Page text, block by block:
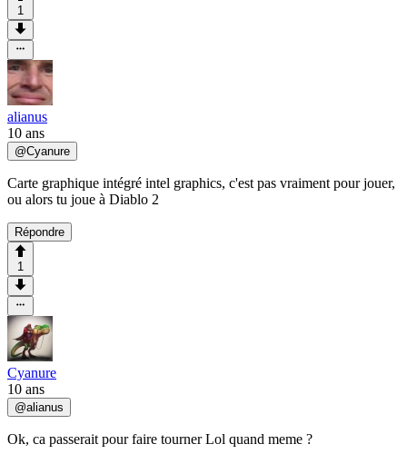
1
alianus
10 ans
@Cyanure
Carte graphique intégré intel graphics, c'est pas vraiment pour jouer,
ou alors tu joue à Diablo 2
Répondre
1
Cyanure
10 ans
@alianus
Ok, ca passerait pour faire tourner Lol quand meme ?